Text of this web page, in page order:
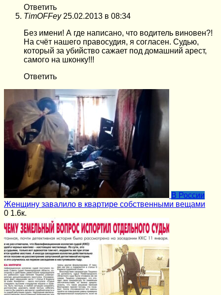
Ответить
TimOFFey 25.02.2013 в 08:34
Без имени! А где написано, что водитель виновен?!
На счёт нашего правосудия, я согласен. Судью,
который за убийство сажает под домашний арест,
самого на шконку!!!
Ответить
В России
Женщину завалило в квартире собственными вещами
0 1.6к.